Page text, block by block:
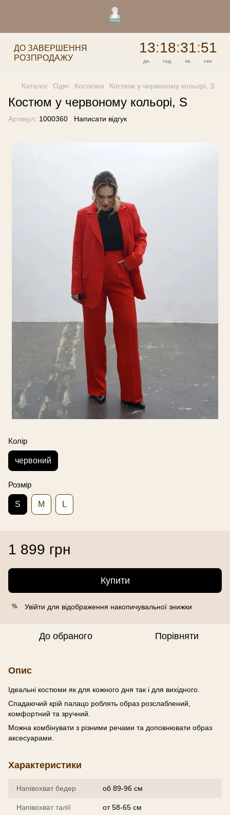
ДО ЗАВЕРШЕННЯ
РОЗПРОДАЖУ
13:18:31:51
дн. год. хв. сек.
Каталог Одяг Костюми Костюм у червоному кольорі, S
Костюм у червоному кольорі, S
Артикул: 1000360 Написати відгук
Колір
червоний
Розмір
S M L
1 899 грн
Купити
% Увійти для відображення накопичувальної знижки
До обраного Порівняти
Опис
Ідеальні костюми як для кожного дня так і для вихідного.
Спадаючий крій палацо роблять образ розслаблений,
комфортний та зручний.
Можна комбінувати з різними речами та доповнювати образ
аксесуарами.
Характеристики
Напівохват бедер об 89-96 см
Напівохват талїї от 58-65 см